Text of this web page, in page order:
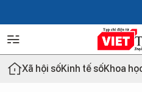
Xã hội sốKinh tế sốKhoa